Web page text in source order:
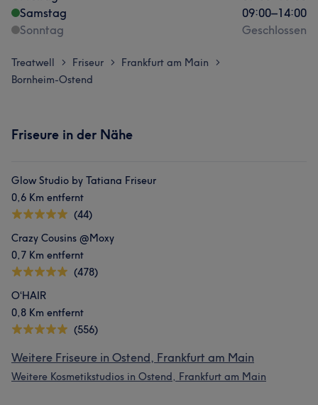
Samstag
09:00–14:00
Sonntag
Geschlossen
Treatwell > Friseur > Frankfurt am Main >
Bornheim-Ostend
Friseure in der Nähe
Glow Studio by Tatiana Friseur
0,6 Km entfernt
(44)
Crazy Cousins @Moxy
0,7 Km entfernt
(478)
O‘HAIR
0,8 Km entfernt
(556)
Weitere Friseure in Ostend, Frankfurt am Main
Weitere Kosmetikstudios in Ostend, Frankfurt am Main